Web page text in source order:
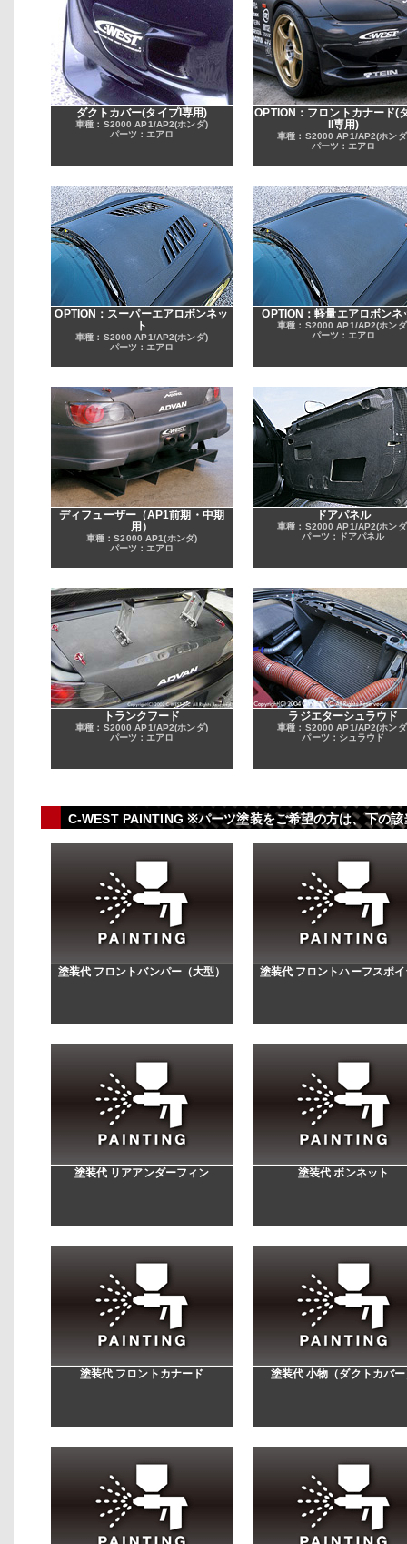
ダクトカバー(タイプI専用)
車種：S2000 AP1/AP2(ホンダ)
パーツ：エアロ
OPTION：フロントカナード(
II専用)
車種：S2000 AP1/AP2(ホン
パーツ：エアロ
OPTION：スーパーエアロボンネッ
ト
車種：S2000 AP1/AP2(ホンダ)
パーツ：エアロ
OPTION：軽量エアロボンネ
車種：S2000 AP1/AP2(ホン
パーツ：エアロ
ディフューザー（AP1前期・中期
用）
車種：S2000 AP1(ホンダ)
パーツ：エアロ
ドアパネル
車種：S2000 AP1/AP2(ホン
パーツ：ドアパネル
トランクフード
車種：S2000 AP1/AP2(ホンダ)
パーツ：エアロ
ラジエターシュラウド
車種：S2000 AP1/AP2(ホン
パーツ：シュラウド
C-WEST PAINTING ※パーツ塗装をご希望の方は、下の
塗装代 フロントバンパー（大型） 塗装代 フロントハーフスポ
塗装代 リアアンダーフィン 塗装代 ボンネット
塗装代 フロントカナード 塗装代 小物（ダクトカバ